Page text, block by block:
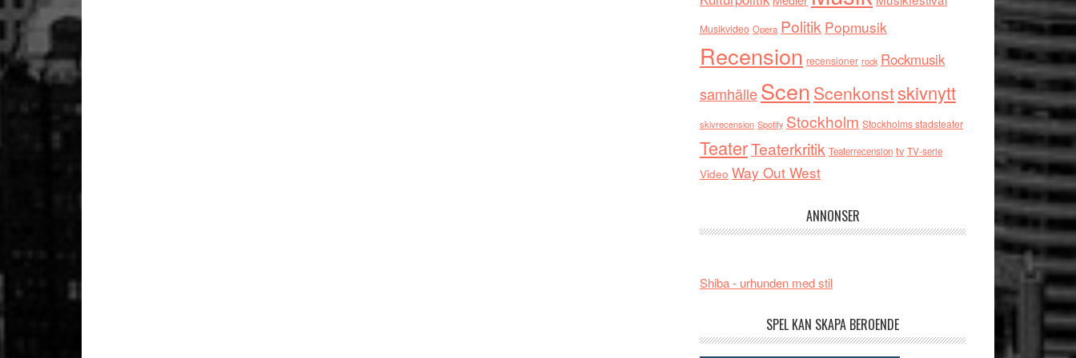
Musikvideo Opera Politik Popmusik
Recension recensioner rock Rockmusik
samhälleScen Scenkonstskivnytt
skivrecension Spotify Stockholm Stockholms stadsteater
TeaterTeaterkritik Teaterrecension tv TV-serie
Video Way Out West
ANNONSER
Shiba - urhunden med stil
SPEL KAN SKAPA BEROENDE